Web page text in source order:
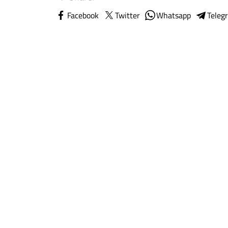
Facebook Twitter Whatsapp